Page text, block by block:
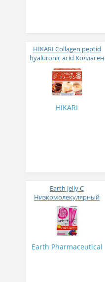
HIKARI Collagen peptid
hyaluronic acid Коллаген
с гиалуроновой
кислотой 3 гр 25 стиков
HIKARI
Earth Jelly C
Низкомолекулярный
рыбный коллаген с
витамином С и 5
активных компонентов
с ягодным вкусом 8 гр
Earth Pharmaceutical